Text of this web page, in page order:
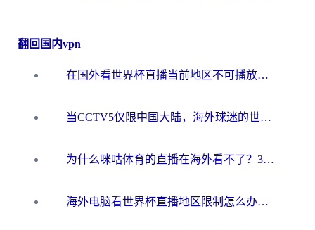
翻回国内vpn
在国外看世界杯直播当前地区不可播放？海外党必看的回国加速全攻略
当CCTV5仅限中国大陆，海外球迷的世界杯狂欢如何继续？
为什么咪咕体育的直播在海外看不了？3步解决海外看世界杯+抖音地区限制难题
海外电脑看世界杯直播地区限制怎么办？你需要一个聪明的加速器